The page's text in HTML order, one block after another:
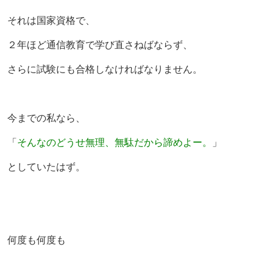
それは国家資格で、
２年ほど通信教育で学び直さねばならず、
さらに試験にも合格しなければなりません。
今までの私なら、
「 そんなのどうせ無理、無駄だから諦めよー。 」
としていたはず。
何度も何度も